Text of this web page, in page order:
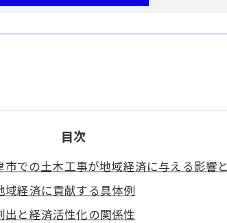
目次
市での土木工事が地域経済に与える影響
域経済に貢献する具体例
出と経済活性化の関係性